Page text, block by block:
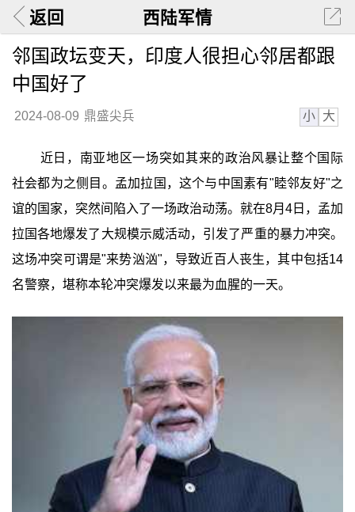
返回 西陆军情
邻国政坛变天，印度人很担心邻居都跟
中国好了
2024-08-09 鼎盛尖兵 小 大
近日，南亚地区一场突如其来的政治风暴让整个国际
社会都为之侧目。孟加拉国，这个与中国素有"睦邻友好"之
谊的国家，突然间陷入了一场政治动荡。就在8月4日，孟加
拉国各地爆发了大规模示威活动，引发了严重的暴力冲突。
这场冲突可谓是"来势汹汹"，导致近百人丧生，其中包括14
名警察，堪称本轮冲突爆发以来最为血腥的一天。